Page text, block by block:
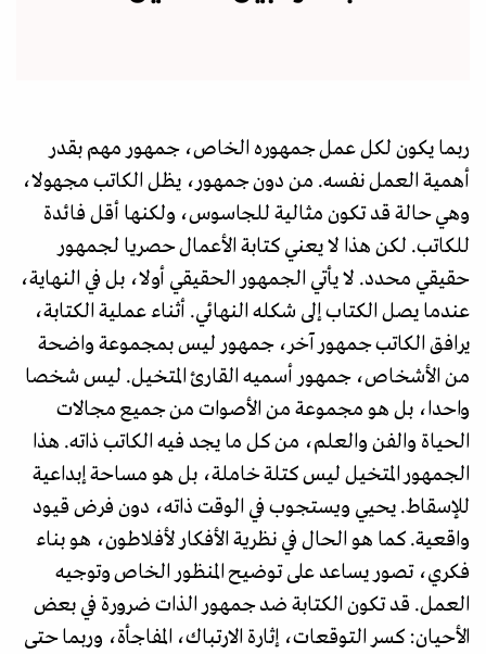
ربما يكون لكل عمل جمهوره الخاص، جمهور مهم بقدر
أهمية العمل نفسه. من دون جمهور، يظل الكاتب مجهولا،
وهي حالة قد تكون مثالية للجاسوس، ولكنها أقل فائدة
للكاتب. لكن هذا لا يعني كتابة الأعمال حصريا لجمهور
حقيقي محدد. لا يأتي الجمهور الحقيقي أولا، بل في النهاية،
عندما يصل الكتاب إلى شكله النهائي. أثناء عملية الكتابة،
يرافق الكاتب جمهور آخر، جمهور ليس بمجموعة واضحة
من الأشخاص، جمهور أسميه القارئ المتخيل. ليس شخصا
واحدا، بل هو مجموعة من الأصوات من جميع مجالات
الحياة والفن والعلم، من كل ما يجد فيه الكاتب ذاته. هذا
الجمهور المتخيل ليس كتلة خاملة، بل هو مساحة إبداعية
للإسقاط. يحيي ويستجوب في الوقت ذاته، دون فرض قيود
واقعية. كما هو الحال في نظرية الأفكار لأفلاطون، هو بناء
فكري، تصور يساعد على توضيح المنظور الخاص وتوجيه
العمل. قد تكون الكتابة ضد جمهور الذات ضرورة في بعض
الأحيان: كسر التوقعات، إثارة الارتباك، المفاجأة، وربما حتى